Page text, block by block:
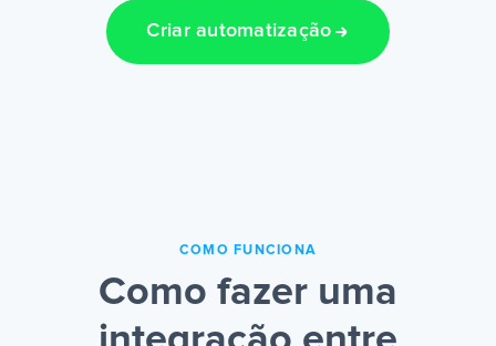
Criar automatização
COMO FUNCIONA
Como fazer uma